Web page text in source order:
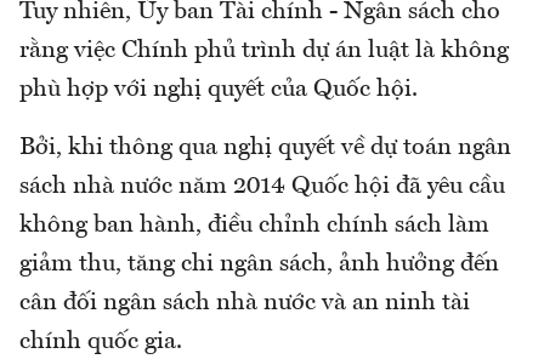
Tuy nhiên, Ủy ban Tài chính - Ngân sách cho
rằng việc Chính phủ trình dự án luật là không
phù hợp với nghị quyết của Quốc hội.
Bởi, khi thông qua nghị quyết về dự toán ngân
sách nhà nước năm 2014 Quốc hội đã yêu cầu
không ban hành, điều chỉnh chính sách làm
giảm thu, tăng chi ngân sách, ảnh hưởng đến
cân đối ngân sách nhà nước và an ninh tài
chính quốc gia.